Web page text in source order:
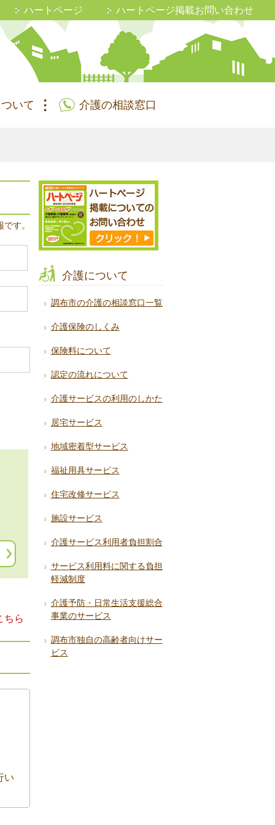
ハートページ ハートページ掲載お問い合わせ
いて 介護の相談窓口
す。
ちら
い
介護について
調布市の介護の相談窓口一覧
介護保険のしくみ
保険料について
認定の流れについて
介護サービスの利用のしかた
居宅サービス
地域密着型サービス
福祉用具サービス
住宅改修サービス
施設サービス
介護サービス利用者負担割合
サービス利用料に関する負担
軽減制度
介護予防・日常生活支援総合
事業のサービス
調布市独自の高齢者向けサー
ビス